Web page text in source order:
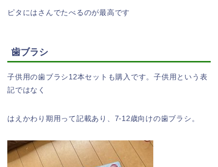
ピタにはさんでたべるのが最高です
歯ブラシ
子供用の歯ブラシ12本セットも購入です。子供用という表
記ではなく
はえかわり期用って記載あり、7-12歳向けの歯ブラシ。